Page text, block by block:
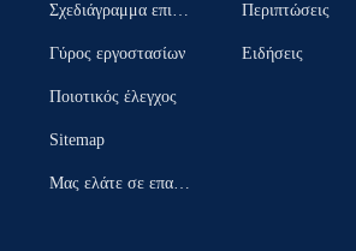
Σχεδιάγραμμα επιχεί
Γύρος εργοστασίων
Ποιοτικός έλεγχος
Sitemap
Μας ελάτε σε επαφή
Περιπτώσεις
Ειδήσεις